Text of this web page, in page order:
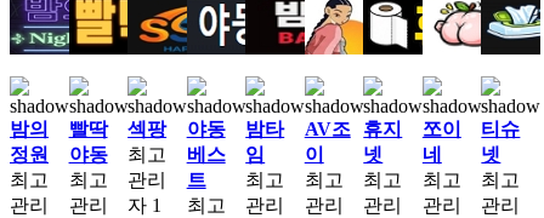
밤의
정원
최고
관리
빨딱
야동
최고
관리
섹팡
최고
관리
자 1
야동
베스
트
최고
밤타
임
최고
관리
AV조
이
최고
관리
휴지
넷
최고
관리
쪼이
네
최고
관리
티슈
넷
최고
관리